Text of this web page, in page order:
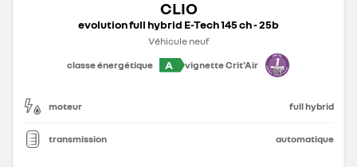
CLIO
evolution full hybrid E-Tech 145 ch - 25b
Véhicule neuf
classe énergétique
A vignette Crit'Air
moteur full hybrid
transmission automatique